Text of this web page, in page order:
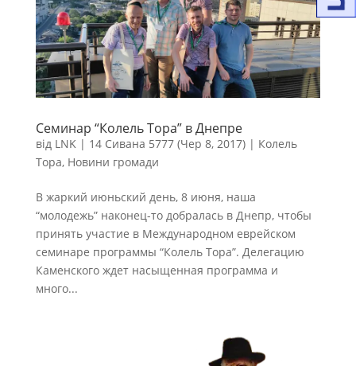
Семинар “Колель Тора” в Днепре
від LNK| 14 Сивана 5777 (Чер 8, 2017)| Колель
Тора, Новини громади
В жаркий июньский день, 8 июня, наша
“молодежь” наконец-то добралась в Днепр, чтобы
принять участие в Международном еврейском
семинаре программы “Колель Тора”. Делегацию
Каменского ждет насыщенная программа и
много...